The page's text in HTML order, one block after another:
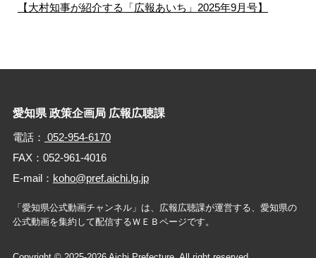
【大村知事が紹介する「広報あいち」2025年9月号】
愛知県 政策企画局 広報広聴課
電話： 052-954-6170
FAX：052-961-4016
E-mail： koho@pref.aichi.lg.jp
「愛知県公式動画チャンネル」は、広報広聴課が運営する、 愛知県の
公式動画を集約して配信するＷＥＢページです。